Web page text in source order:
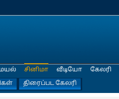
சினிமா
திரைப்பட கேலரி
வீடியோ கேலரி